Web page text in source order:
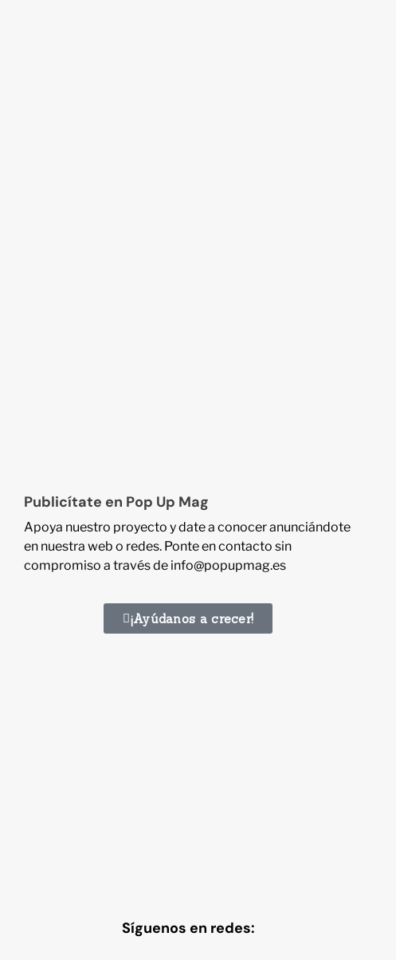
Publicítate en Pop Up Mag
Apoya nuestro proyecto y date a conocer anunciándote
en nuestra web o redes. Ponte en contacto sin
compromiso a través de info@popupmag.es
¡Ayúdanos a crecer!
Síguenos en redes: